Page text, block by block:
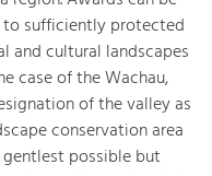
sufficiently protected
and cultural landscapes
case of the Wachau,
of the valley as
conservation area
possible but